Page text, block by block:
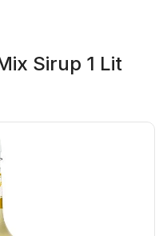
Sirup 1 Lit